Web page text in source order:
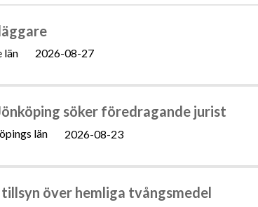
län 2026-08-27
söker föredragande jurist
län 2026-08-23
över hemliga tvångsmedel